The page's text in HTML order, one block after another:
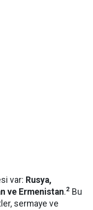
var: Rusya,
ve Ermenistan.2 Bu
sermaye ve